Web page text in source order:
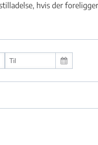
hvis der